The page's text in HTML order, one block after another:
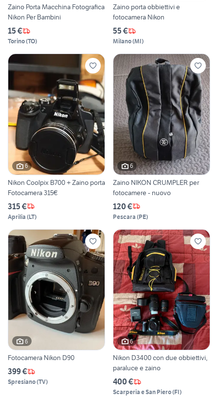
Zaino Porta Macchina Fotografica
Nikon Per Bambini
15 €
Torino(TO)
Zaino porta obbiettivi e
fotocamera Nikon
55 €
Milano(MI)
6
Nikon Coolpix B700 + Zaino porta
Fotocamera 315€
315 €
Aprilia (LT)
6
Zaino NIKON CRUMPLER per
fotocamere - nuovo
120 €
Pescara (PE)
6
Fotocamera Nikon D90
399 €
Spresiano(TV)
6
Nikon D3400 con due obbiettivi,
paraluce e zaino
400 €
Scarperia e San Piero(FI)